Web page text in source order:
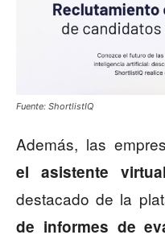
Fuente: ShortlistIQ
Además, las
el asistente virtual
destacado de la
de informes de